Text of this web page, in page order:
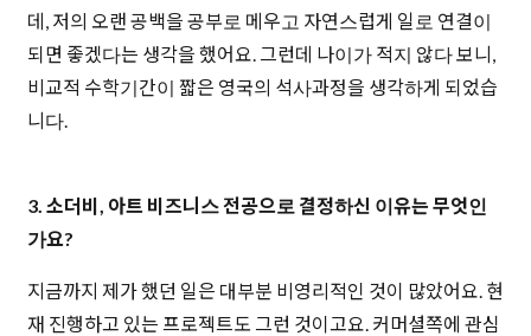
데, 저의 오랜 공백을 공부로 메우고 자연스럽게 일로 연결이
되면 좋겠다는 생각을 했어요. 그런데 나이가 적지 않다 보니,
비교적 수학기간이 짧은 영국의 석사과정을 생각하게 되었습
니다.
3. 소더비, 아트 비즈니스 전공으로 결정하신 이유는 무엇인
가요?
지금까지 제가 했던 일은 대부분 비영리적인 것이 많았어요. 현
재 진행하고 있는 프로젝트도 그런 것이고요. 커머셜쪽에 관심